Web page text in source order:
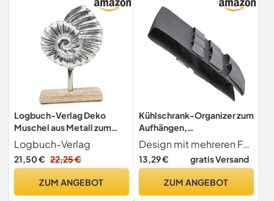
Logbuch-Verlag Deko
Muschel aus Metall zum
Hinstellen Silber maritim
auf Holzsockel
Badezimmer Geschenk 24
Logbuch-Verlag
21,50 € 22,25 €
ZUM ANGEBOT
Kühlschrank-Organizer zum
Aufhängen,
Aufbewahrungsregal für
den Kühlschrank mit 15
Fächern, Kühlschrank-
Getränke, Papierwaren
Design mit mehreren Fächern Diese Tasche kann eine Vielzahl von Küchenutensilien aufbewahren, dank ihres Multi-Taschen-Designs, ausgestattet mit mehreren Taschen unterschiedlicher Größe, sodass Sie sich keine Sorgen um überfüllten Platz machen müssen
13,29 € gratis Versand
ZUM ANGEBOT